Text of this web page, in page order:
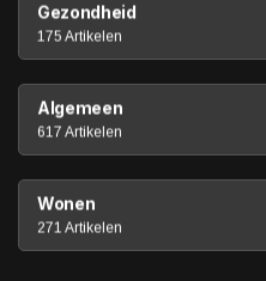
Gezondheid
175 Artikelen
Algemeen
617 Artikelen
Wonen
271 Artikelen